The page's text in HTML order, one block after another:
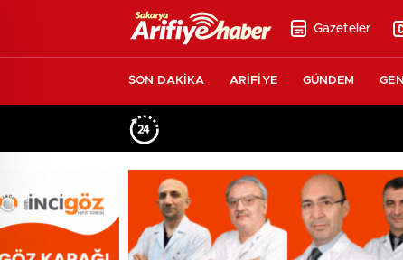
Gazeteler
SON DAKİKA ARİFİYE GÜNDEM